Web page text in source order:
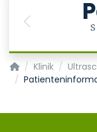
Previous
Klinik für
Klinik